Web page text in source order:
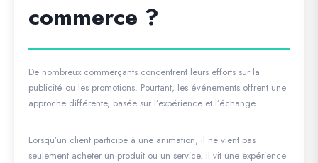
commerce ?
De nombreux commerçants concentrent leurs efforts sur la
publicité ou les promotions. Pourtant, les événements offrent une
approche différente, basée sur l’expérience et l’échange.
Lorsqu’un client participe à une animation, il ne vient pas
seulement acheter un produit ou un service. Il vit une expérience